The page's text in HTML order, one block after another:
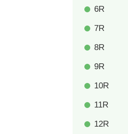
6R
7R
8R
9R
10R
11R
12R